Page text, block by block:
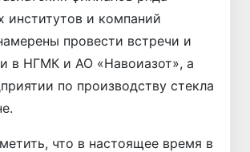
институтов и компаний
провести встречи и
в НГМК и АО «Навоиазот», а
по производству стекла
что в настоящее время в